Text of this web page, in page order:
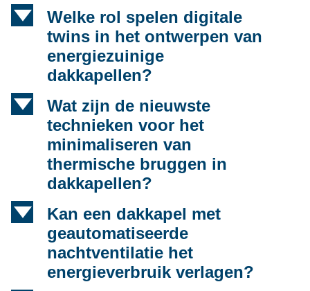
d
Welke rol spelen digitale
twins in het ontwerpen van
energiezuinige
dakkapellen?
d
Wat zijn de nieuwste
technieken voor het
minimaliseren van
thermische bruggen in
dakkapellen?
d
Kan een dakkapel met
geautomatiseerde
nachtventilatie het
energieverbruik verlagen?